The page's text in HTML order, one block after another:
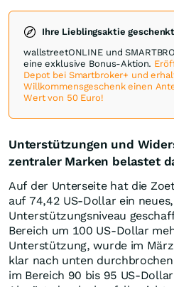
Ihre Lieblingsaktie geschenkt
wallstreetONLINE und
eine exklusive Bonus-Aktion.
Depot bei Smartbroker+ und
Willkommensgeschenk einen
Wert von 50 Euro!
Unterstützungen und
zentraler Marken belastet
Auf der Unterseite hat die
auf 74,42 US-Dollar ein
Unterstützungsniveau
Bereich um 100 US-Dollar
Unterstützung, wurde im
klar nach unten
im Bereich 90 bis 95 US-